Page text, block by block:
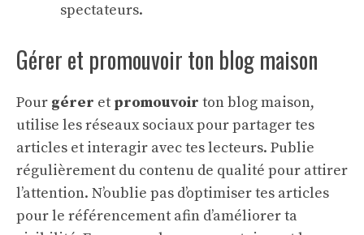
spectateurs.
Gérer et promouvoir ton blog maison
Pour gérer et promouvoir ton blog maison,
utilise les réseaux sociaux pour partager tes
articles et interagir avec tes lecteurs. Publie
régulièrement du contenu de qualité pour attirer
l’attention. N’oublie pas d’optimiser tes articles
pour le référencement afin d’améliorer ta